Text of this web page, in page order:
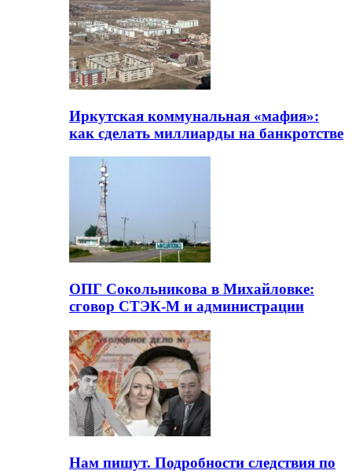
Иркутская коммунальная «мафия»:
как сделать миллиарды на банкротстве
ОПГ Сокольникова в Михайловке:
сговор СТЭК-М и администрации
Нам пишут. Подробности следствия по